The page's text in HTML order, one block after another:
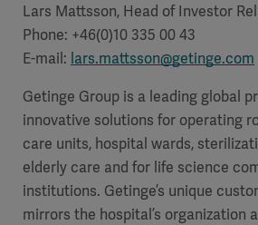
Lars Mattsson, Head of Investor
Phone: +46(0)10 335 00 43
E-mail: lars.mattsson@getinge.com
Getinge Group is a leading global
innovative solutions for operating
care units, hospital wards,
elderly care and for life science
institutions. Getinge’s unique
mirrors the hospital’s organization